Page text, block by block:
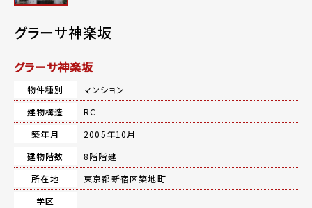
グラーサ神楽坂
グラーサ神楽坂
物件種別
マンション
建物構造
RC
築年月
2005年10月
建物階数
8階階建
所在地
東京都新宿区築地町
学区